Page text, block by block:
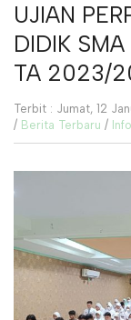
UJIAN
DIDIK
TA 2023/
Terbit : Jumat, 12
/ Berita Terbaru /